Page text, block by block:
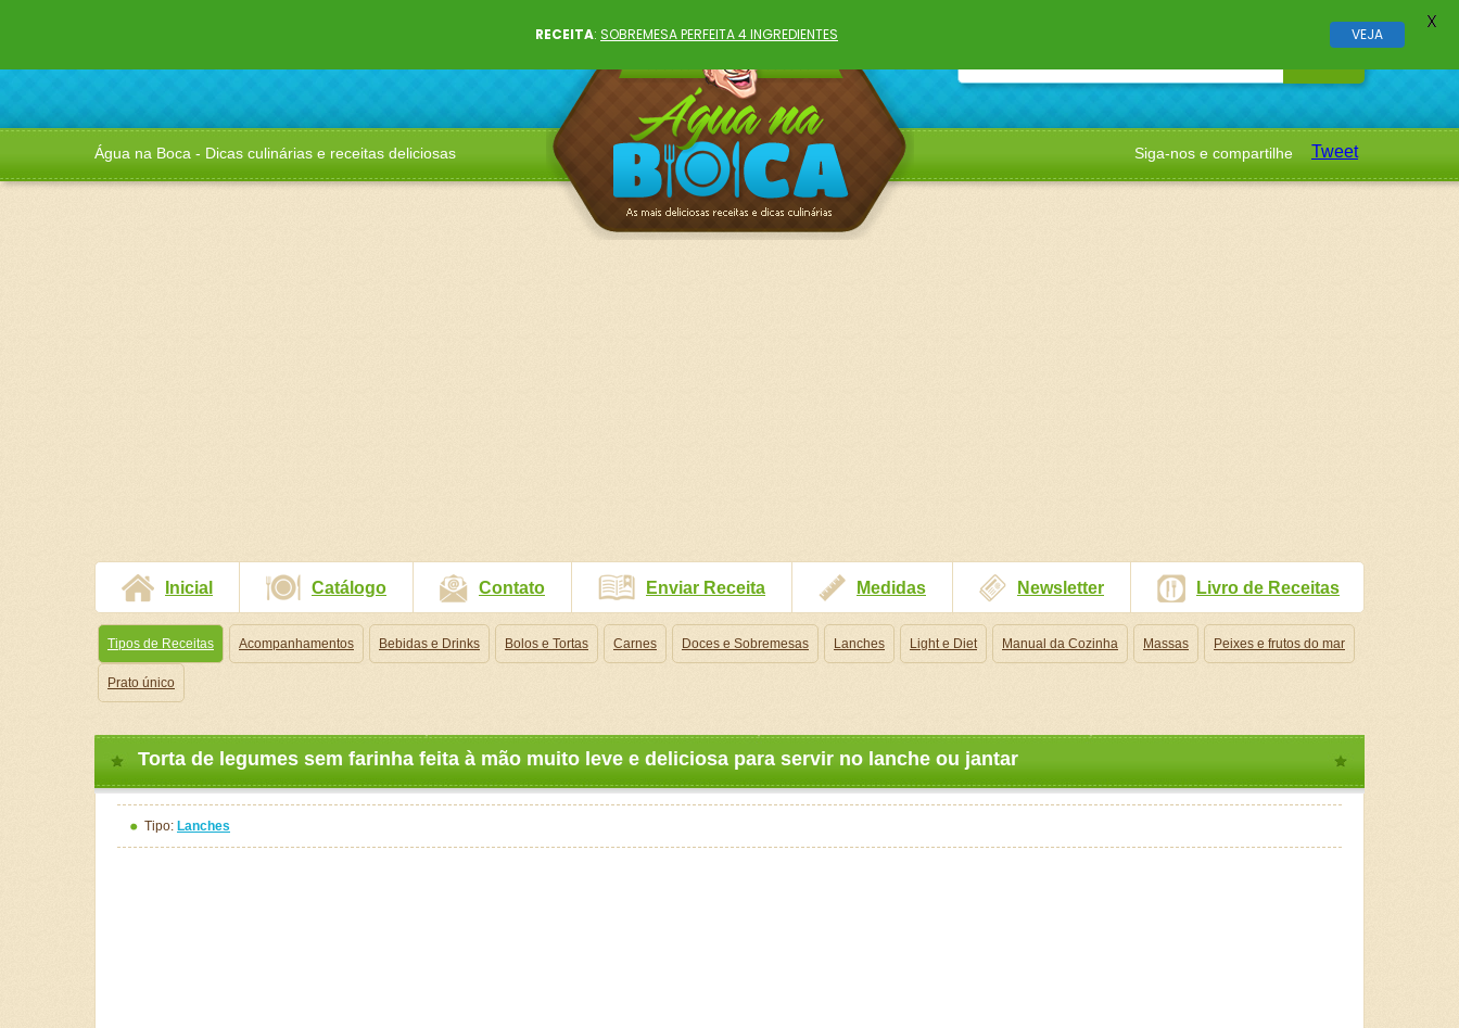
Água na Boca - Dicas culinárias e receitas deliciosas Siga-nos e compartilhe Tweet
Inicial Catálogo Contato Enviar Receita Medidas Newsletter Livro de Receitas
Tipos de Receitas Acompanhamentos Bebidas e Drinks Bolos e Tortas Carnes Doces e Sobremesas Lanches Light e Diet Manual da Cozinha Massas Peixes e frutos do mar
Prato único
Torta de legumes sem farinha feita à mão muito leve e deliciosa para servir no lanche ou jantar
Tipo: Lanches
RECEITA: SOBREMESA PERFEITA 4 INGREDIENTES VEJA
X